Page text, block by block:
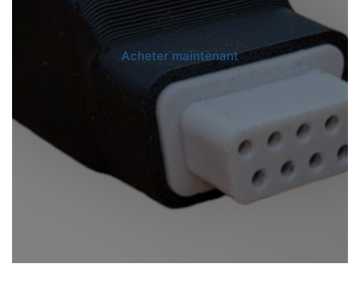
Acheter maintenant